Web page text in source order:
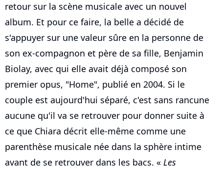
retour sur la scène musicale avec un nouvel
album. Et pour ce faire, la belle a décidé de
s'appuyer sur une valeur sûre en la personne de
son ex-compagnon et père de sa fille, Benjamin
Biolay, avec qui elle avait déjà composé son
premier opus, "Home", publié en 2004. Si le
couple est aujourd'hui séparé, c'est sans rancune
aucune qu'il va se retrouver pour donner suite à
ce que Chiara décrit elle-même comme une
parenthèse musicale née dans la sphère intime
avant de se retrouver dans les bacs. « Les